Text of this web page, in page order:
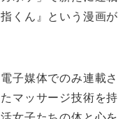
くん』という漫画が
子媒体でのみ連載さ
マッサージ技術を持